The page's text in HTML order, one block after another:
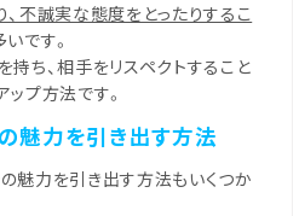
不誠実な態度をとったりするこ
です。
ち、相手をリスペクトすること
プ方法です。
魅力を引き出す方法
魅力を引き出す方法もいくつか